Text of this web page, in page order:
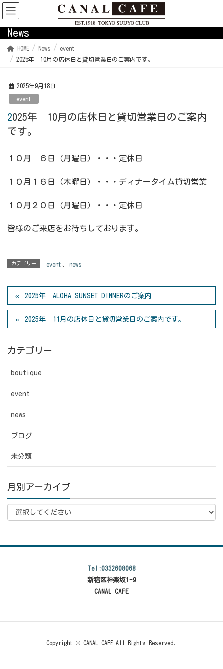
News
HOME News
event
2025年 10月の店休日と貸切営業日のご案内です。
2025年9月18日
event
2025年 10月の店休日と貸切営業日のご案内
です。
１０月 ６日（月曜日）・・・定休日
１０月１６日（木曜日）・・・ディナータイム貸切営業
１０月２０日（月曜日）・・・定休日
皆様のご来店をお待ちしております。
カテゴリー event news
2025年 ALOHA SUNSET DINNERのご案内
2025年 11月の店休日と貸切営業日のご案内です。
カテゴリー
boutique
event
news
ブログ
未分類
月別アーカイブ
Tel:0332608068
新宿区神楽坂1-9
CANAL CAFE
Copyright © CANAL CAFE All Rights Reserved.